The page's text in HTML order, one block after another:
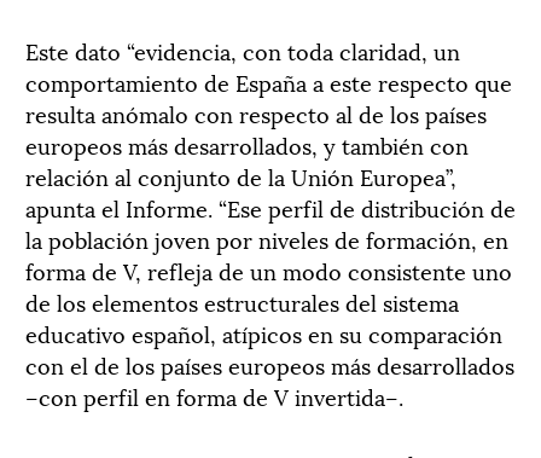
Este dato “evidencia, con toda claridad, un
comportamiento de España a este respecto que
resulta anómalo con respecto al de los países
europeos más desarrollados, y también con
relación al conjunto de la Unión Europea”,
apunta el Informe. “Ese perfil de distribución de
la población joven por niveles de formación, en
forma de V, refleja de un modo consistente uno
de los elementos estructurales del sistema
educativo español, atípicos en su comparación
con el de los países europeos más desarrollados
–con perfil en forma de V invertida–.